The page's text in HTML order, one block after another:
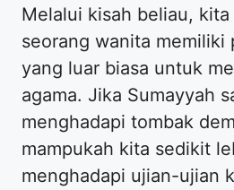
Melalui kisah beliau,
seorang wanita memiliki
yang luar biasa untuk
agama. Jika Sumayyah
menghadapi tombak
mampukah kita sedikit
menghadapi ujian-ujian